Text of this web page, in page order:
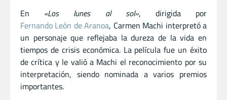
En «Los lunes al sol», dirigida por
Fernando León de Aranoa, Carmen Machi interpretó a
un personaje que reflejaba la dureza de la vida en
tiempos de crisis económica. La película fue un éxito
de crítica y le valió a Machi el reconocimiento por su
interpretación, siendo nominada a varios premios
importantes.